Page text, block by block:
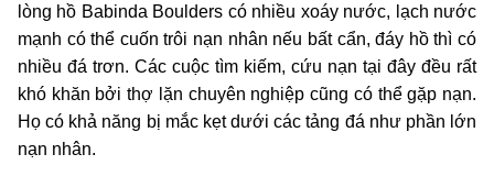
lòng hồ Babinda Boulders có nhiều xoáy nước, lạch nước
mạnh có thể cuốn trôi nạn nhân nếu bất cẩn, đáy hồ thì có
nhiều đá trơn. Các cuộc tìm kiếm, cứu nạn tại đây đều rất
khó khăn bởi thợ lặn chuyên nghiệp cũng có thể gặp nạn.
Họ có khả năng bị mắc kẹt dưới các tảng đá như phần lớn
nạn nhân.